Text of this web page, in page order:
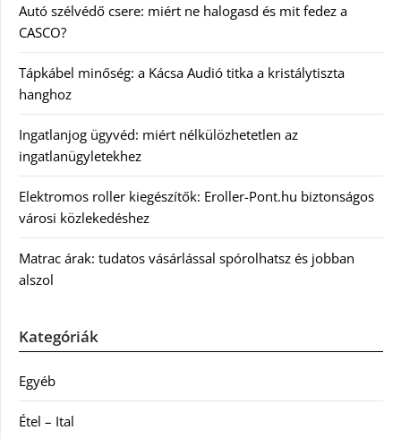
Autó szélvédő csere: miért ne halogasd és mit fedez a
CASCO?
Tápkábel minőség: a Kácsa Audió titka a kristálytiszta
hanghoz
Ingatlanjog ügyvéd: miért nélkülözhetetlen az
ingatlanügyletekhez
Elektromos roller kiegészítők: Eroller-Pont.hu biztonságos
városi közlekedéshez
Matrac árak: tudatos vásárlással spórolhatsz és jobban
alszol
Kategóriák
Egyéb
Étel – Ital